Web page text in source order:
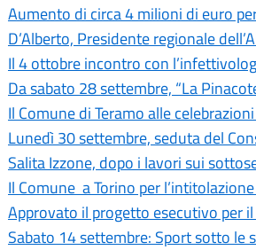
Aumento di circa 4 milioni di euro
D’Alberto, Presidente regionale
Il 4 ottobre incontro con
Da sabato 28 settembre, “La
Il Comune di Teramo alle
Lunedì 30 settembre, seduta del
Salita Izzone, dopo i lavori sui
Il Comune a Torino per
Approvato il progetto esecutivo per
Sabato 14 settembre: Sport sotto le